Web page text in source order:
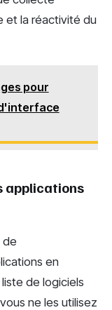
et la réactivité du
pour
applications
de
en
de logiciels
ne les utilisez